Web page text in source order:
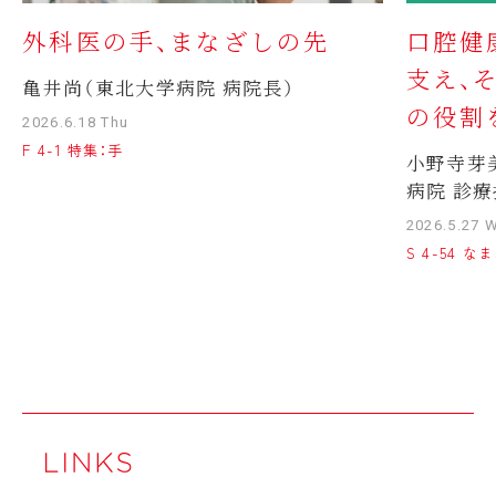
外科医の手、まなざしの先
亀井尚（東北大学病院 病院長）
2026.6.18 Thu
F 4-1 特集：手
口腔
支え、
の役割
小野寺芽
病院 診
2026.5.27
S 4-54 な